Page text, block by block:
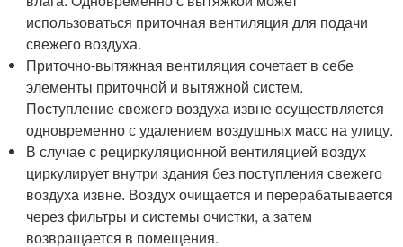
использоваться приточная вентиляция для подачи
свежего воздуха.
Приточно-вытяжная вентиляция сочетает в себе
элементы приточной и вытяжной систем.
Поступление свежего воздуха извне осуществляется
одновременно с удалением воздушных масс на улицу.
В случае с рециркуляционной вентиляцией воздух
циркулирует внутри здания без поступления свежего
воздуха извне. Воздух очищается и перерабатывается
через фильтры и системы очистки, а затем
возвращается в помещения.